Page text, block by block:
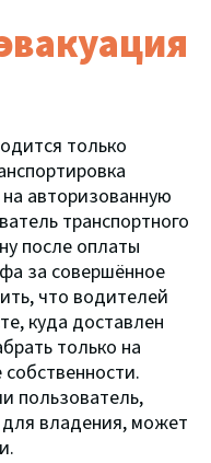
только
авторизованную
транспортного
после оплаты
за совершённое
что водителей
куда доставлен
только на
пользователь,
владения, может